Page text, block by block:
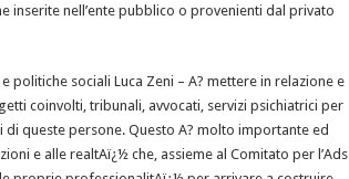
nell’ente pubblico o provenienti dal privato
politiche sociali Luca Zeni – A? mettere in relazione e
coinvolti, tribunali, avvocati, servizi psichiatrici per
queste persone. Questo A? molto importante ed
e alle realtAï¿½ che, assieme al Comitato per l’Ads